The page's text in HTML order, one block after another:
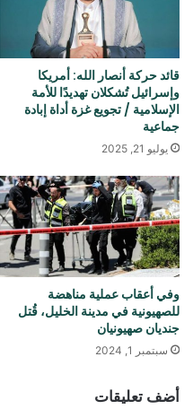
قائد حركة أنصار الله: أمريكا
وإسرائيل تُشكلان تهديدًا للأمة
الإسلامية / تجويع غزة أداة إبادة
جماعية
يوليو 21, 2025
وفي أعقاب عملية مناهضة
للصهيونية في مدينة الخليل، قُتل
جنديان صهيونيان
سبتمبر 1, 2024
أضف تعليقات